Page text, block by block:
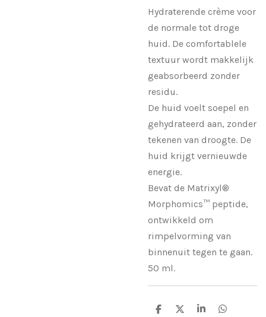
Hydraterende crème voor
de normale tot droge
huid. De comfortablele
textuur wordt makkelijk
geabsorbeerd zonder
residu.
De huid voelt soepel en
gehydrateerd aan, zonder
tekenen van droogte. De
huid krijgt vernieuwde
energie.
Bevat de Matrixyl®
Morphomics™ peptide,
ontwikkeld om
rimpelvorming van
binnenuit tegen te gaan.
50 ml.
D
D
S
D